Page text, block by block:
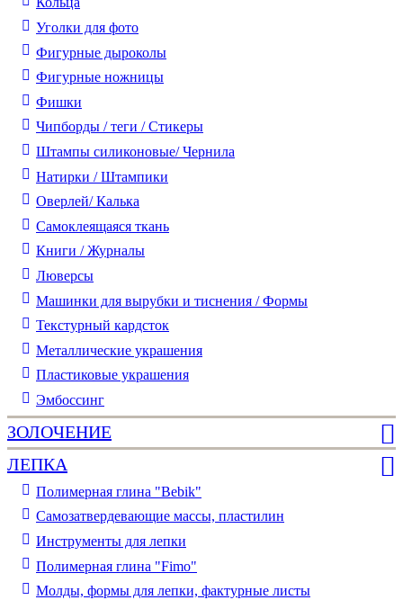
Уголки для фото
Фигурные дыроколы
Фигурные ножницы
Фишки
Чипборды / теги / Стикеры
Штампы силиконовые/ Чернила
Натирки / Штампики
Оверлей/ Калька
Самоклеящаяся ткань
Книги / Журналы
Люверсы
Машинки для вырубки и тиснения / Формы
Текстурный кардсток
Металлические украшения
Пластиковые украшения
Эмбоссинг
ЗОЛОЧЕНИЕ
ЛЕПКА
Полимерная глина "Bebik"
Самозатвердевающие массы, пластилин
Инструменты для лепки
Полимерная глина "Fimo"
Молды, формы для лепки, фактурные листы